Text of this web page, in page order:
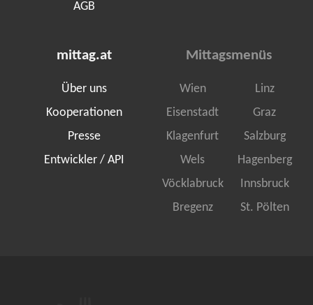
AGB
mittag.at
Über uns
Kooperationen
Presse
Entwickler / API
Mittagsmenüs
Wien
Linz
Eisenstadt
Graz
Klagenfurt
Salzburg
Wels
Hagenberg
Vöcklabruck
Innsbruck
Bregenz
St. Pölten